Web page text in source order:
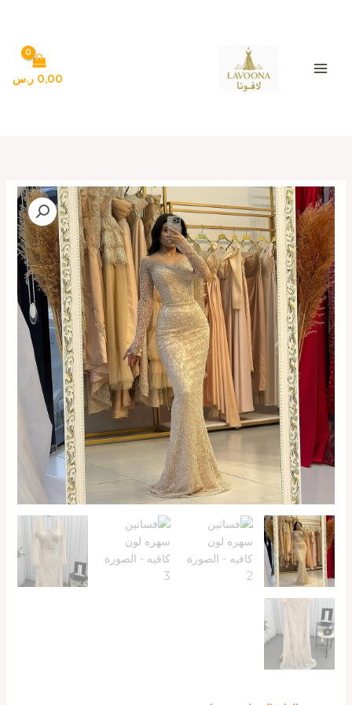
0,00 ر.س
كمية
فساتين
سهره
لون
كافيه